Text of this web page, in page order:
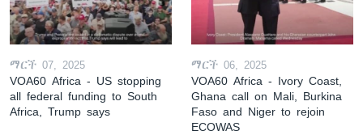
ማርች 07, 2025
VOA60 Africa - US stopping
all federal funding to South
Africa, Trump says
ማርች 06, 2025
VOA60 Africa - Ivory Coast,
Ghana call on Mali, Burkina
Faso and Niger to rejoin
ECOWAS